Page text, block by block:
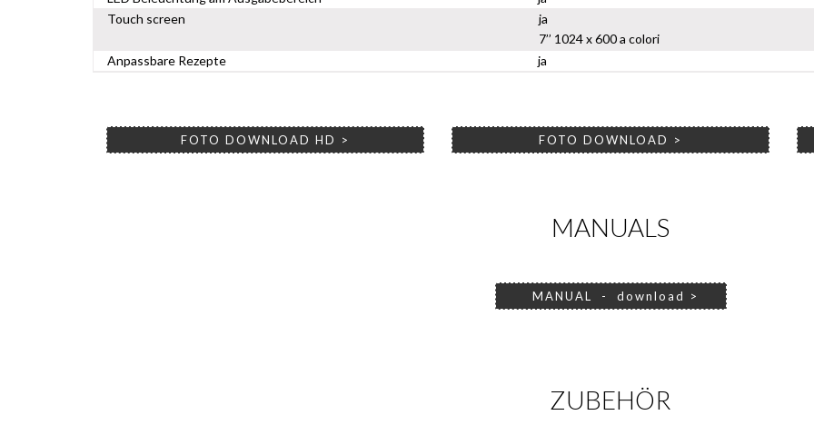
Touch screen
ja
7’’ 1024 x 600 a colori
Anpassbare Rezepte
ja
FOTO DOWNLOAD HD > FOTO DOWNLOAD >
MANUALS
MANUAL - download >
ZUBEHÖR